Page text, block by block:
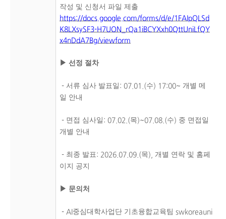
작성 및 신청서 파일 제출
https://docs.google.com/forms/d/e/1FAIpQLSd
K8LXsySF3-H7UON_rQa1iBCYXxh0QttUniLfQY
x4nDdA7Bg/viewform
▶ 선정 절차
- 서류 심사 발표일 : 07.01.(수) 17:00~ 개별 메
일 안내
- 면접 심사일 : 07.02.(목)~07.08.(수) 중 면접일
개별 안내
- 최종 발표: 2026.07.09.(목), 개별 연락 및 홈페
이지 공지
▶ 문의처
- AI 중심대학사업단 기초융합교육팀 swkoreauni